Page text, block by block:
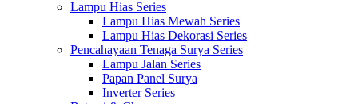
Lampu Hias Series
Lampu Hias Mewah Series
Lampu Hias Dekorasi Series
Pencahayaan Tenaga Surya Series
Lampu Jalan Series
Papan Panel Surya
Inverter Series